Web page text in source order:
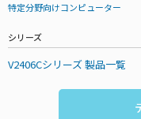
特定分野向けコンピューター
シリーズ
V2406Cシリーズ 製品一覧